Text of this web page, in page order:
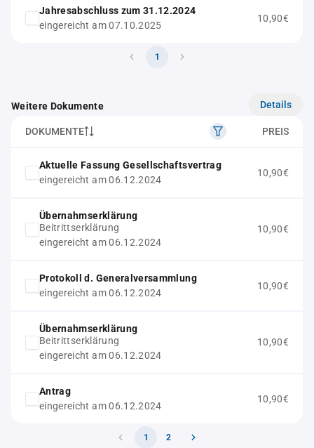
Jahresabschluss zum 31.12.2024
eingereicht am 07.10.2025
10,90€
1
Weitere Dokumente Details
DOKUMENTE PREIS
Aktuelle Fassung Gesellschaftsvertrag
eingereicht am 06.12.2024
10,90€
Übernahmserklärung
Beitrittserklärung
eingereicht am 06.12.2024
10,90€
Protokoll d. Generalversammlung
eingereicht am 06.12.2024
10,90€
Übernahmserklärung
Beitrittserklärung
eingereicht am 06.12.2024
10,90€
Antrag
eingereicht am 06.12.2024
10,90€
1 2